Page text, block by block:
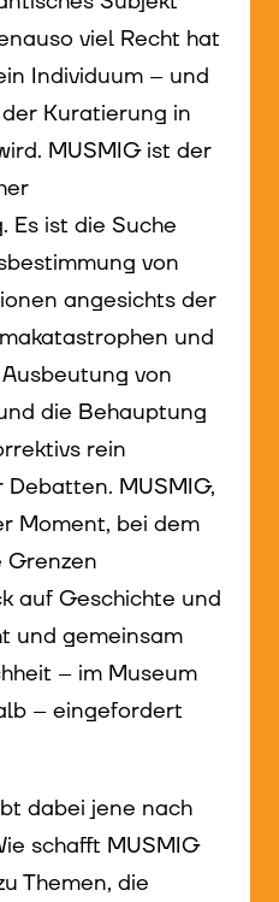
viel Recht hat
Individuum – und
Kuratierung in
MUSMIG ist der
Es ist die Suche
von
angesichts der
und
von
die Behauptung
rein
MUSMIG,
Moment, bei dem
auf Geschichte und
und gemeinsam
– im Museum
– eingefordert
dabei jene nach
schafft MUSMIG
Themen, die